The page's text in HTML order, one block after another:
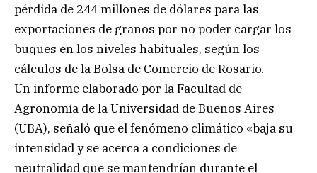
pérdida de 244 millones de dólares para las
exportaciones de granos por no poder cargar los
buques en los niveles habituales, según los
cálculos de la Bolsa de Comercio de Rosario.
Un informe elaborado por la Facultad de
Agronomía de la Universidad de Buenos Aires
(UBA), señaló que el fenómeno climático «baja su
intensidad y se acerca a condiciones de
neutralidad que se mantendrían durante el